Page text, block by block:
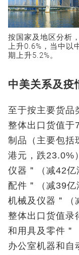
按国家及地区分析
上升0.6%，当中以
期上升5.2%。
中美关系及疫
至于按主要货品
整体出口货值于
制品（主要包括
港元，跌23.0%
仪器＂（减42
配件＂（减39
机械及仪器＂（
整体出口货值录
和用具及零件＂
办公室机器和自